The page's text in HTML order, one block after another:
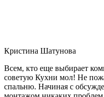
Кристина Шатунова
Всем, кто еще выбирает
советую Кухни мол! Не
спальню. Начиная с